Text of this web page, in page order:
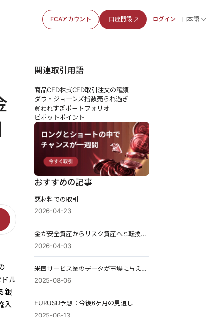
FCAアカウント 口座開設 ログイン 日本語
ル
銀
入
関連取引用語
商品CFD株式CFD取引注文の種類
ダウ・ジョーンズ指数売られ過ぎ
買われすぎポートフォリオ
ピボットポイント
おすすめの記事
悪材料での取引
2026-04-23
金が安全資産からリスク資産へと転換した理由
2026-04-03
米国サービス業のデータが市場に与える影響はトレンドの兆候となるか？
2025-08-06
EURUSD予想：今後6ヶ月の見通し
2025-06-13